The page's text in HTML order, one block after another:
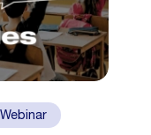
Webinar